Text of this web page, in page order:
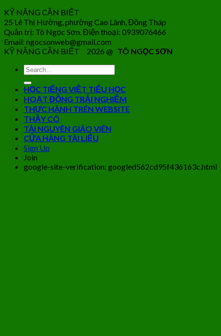
KỸ NĂNG CẦN BIẾT
25 Lê Thị Hường, phường Cao Lãnh, Đồng Tháp
Quản trị: Tô Ngọc Sơn. Điện thoại: 0939076466
Email: ngocsonweb@gmail.com
KỸ NĂNG CẦN BIẾT 2026 @ TÔ NGỌC SƠN
HỌC TIẾNG VIỆT TIỂU HỌC
HOẠT ĐỘNG TRẢI NGHIỆM
THỰC HÀNH TRÊN WEBSITE
THẦY CÔ
TÀI NGUYÊN GIÁO VIÊN
CỬA HÀNG TÀI LIỆU
Sign Up
Join
google-site-verification: googled562cd95f436163c.html